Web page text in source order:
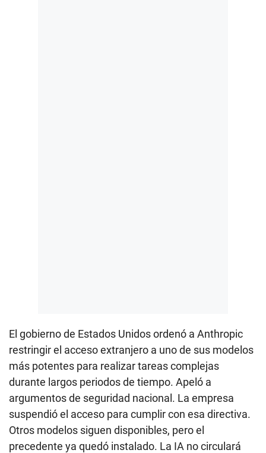
El gobierno de Estados Unidos ordenó a Anthropic
restringir el acceso extranjero a uno de sus modelos
más potentes para realizar tareas complejas
durante largos periodos de tiempo. Apeló a
argumentos de seguridad nacional. La empresa
suspendió el acceso para cumplir con esa directiva.
Otros modelos siguen disponibles, pero el
precedente ya quedó instalado. La IA no circulará